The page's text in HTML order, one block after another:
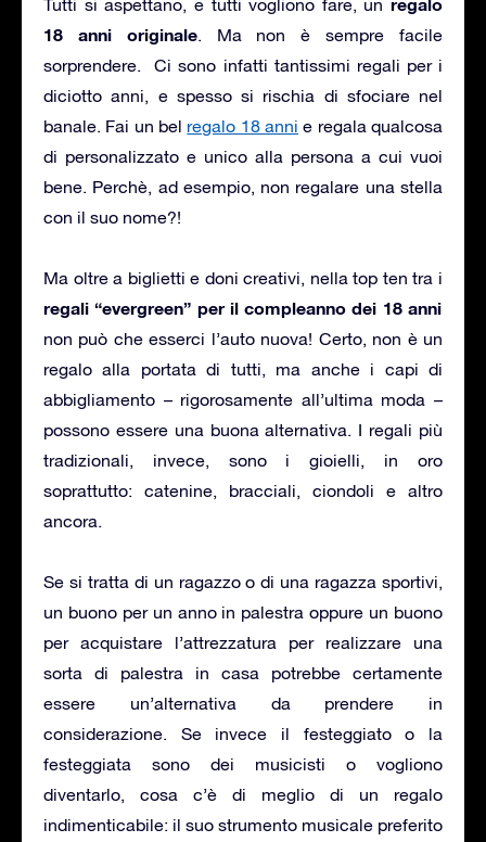
Tutti si aspettano, e tutti vogliono fare, un
18 anni originale. Ma non è sempre facile
sorprendere. Ci sono infatti tantissimi regali per i
diciotto anni, e spesso si rischia di sfociare nel
banale. Fai un bel regalo 18 anni e regala qualcosa
di personalizzato e unico alla persona a cui vuoi
bene. Perchè, ad esempio, non regalare una stella
con il suo nome?!
Ma oltre a biglietti e doni creativi, nella top ten tra i
regali “evergreen” per il compleanno dei 18 anni
non può che esserci l’auto nuova! Certo, non è un
regalo alla portata di tutti, ma anche i capi di
abbigliamento – rigorosamente all’ultima moda –
possono essere una buona alternativa. I regali più
tradizionali, invece, sono i gioielli, in oro
soprattutto: catenine, bracciali, ciondoli e altro
ancora.
Se si tratta di un ragazzo o di una ragazza sportivi,
un buono per un anno in palestra oppure un buono
per acquistare l’attrezzatura per realizzare una
sorta di palestra in casa potrebbe certamente
essere un’alternativa da prendere in
considerazione. Se invece il festeggiato o la
festeggiata sono dei musicisti o vogliono
diventarlo, cosa c’è di meglio di un regalo
indimenticabile: il suo strumento musicale preferito